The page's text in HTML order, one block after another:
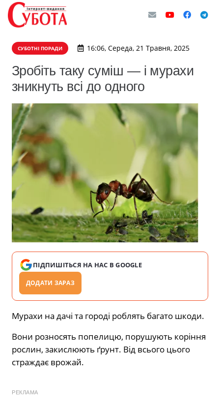
СУБОТНІ ПОРАДИ 16:06, Середа, 21 Травня, 2025
Зробіть таку суміш — і мурахи
зникнуть всі до одного
ПІДПИШІТЬСЯ НА НАС В GOOGLE
ДОДАТИ ЗАРАЗ
Мурахи на дачі та городі роблять багато шкоди.
Вони розносять попелицю, порушують коріння
рослин, закислюють ґрунт. Від всього цього
страждає врожай.
РЕКЛАМА